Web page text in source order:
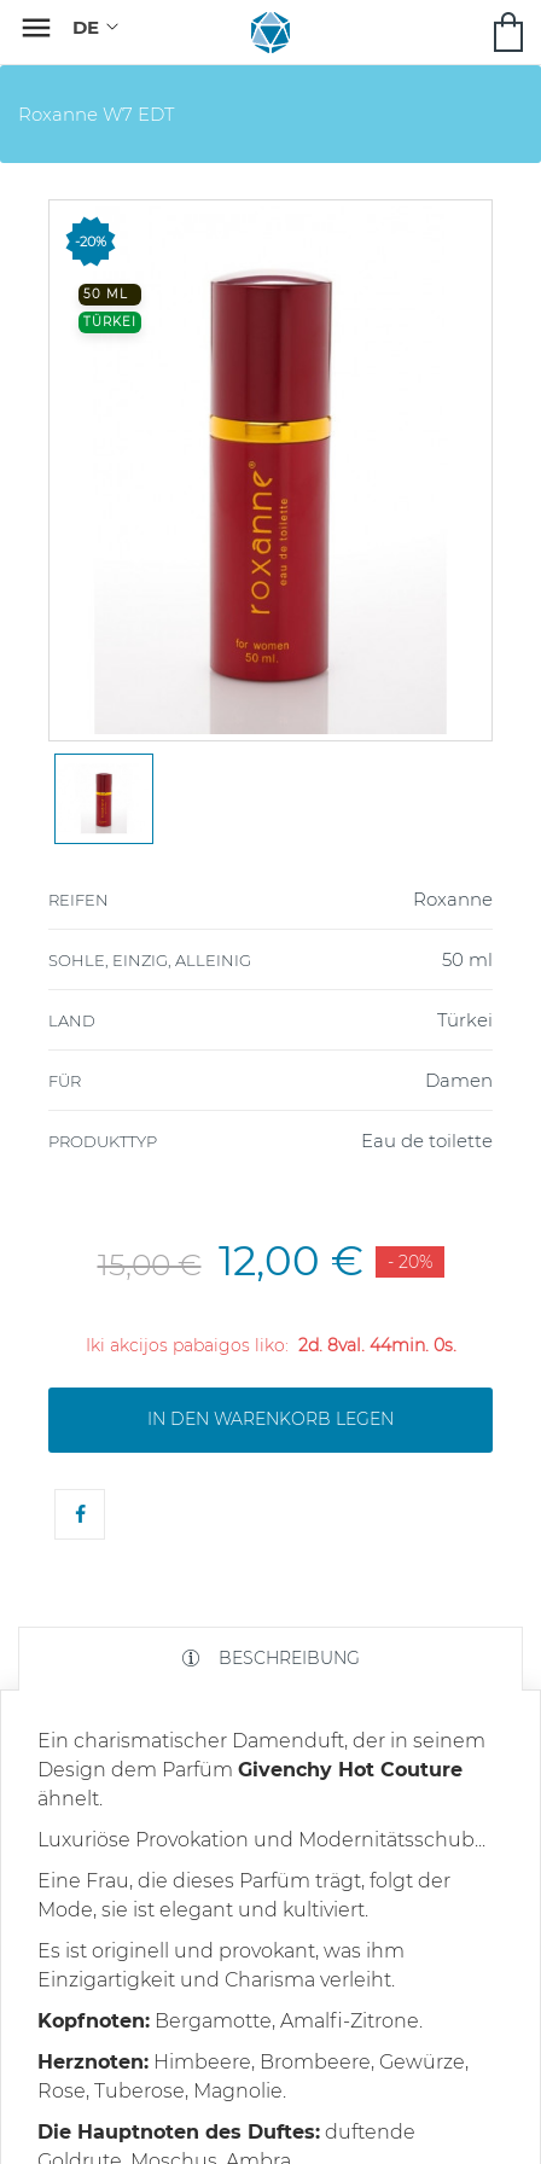

Roxanne W7 EDT
-20%
50 ML
TÜRKEI
REIFEN Roxanne
SOHLE, EINZIG, ALLEINIG 50 ml
LAND Türkei
FÜR Damen
PRODUKTTYP Eau de toilette
15,00 € 12,00 € - 20%
Iki akcijos pabaigos liko: 2d. 8val. 44min. 0s.
IN DEN WARENKORB LEGEN
BESCHREIBUNG
Ein charismatischer Damenduft, der in seinem
Design dem Parfüm Givenchy Hot Couture
ähnelt.
Luxuriöse Provokation und Modernitätsschub...
Eine Frau, die dieses Parfüm trägt, folgt der
Mode, sie ist elegant und kultiviert.
Es ist originell und provokant, was ihm
Einzigartigkeit und Charisma verleiht.
Kopfnoten: Bergamotte, Amalfi-Zitrone.
Herznoten: Himbeere, Brombeere, Gewürze,
Rose, Tuberose, Magnolie.
Die Hauptnoten des Duftes: duftende